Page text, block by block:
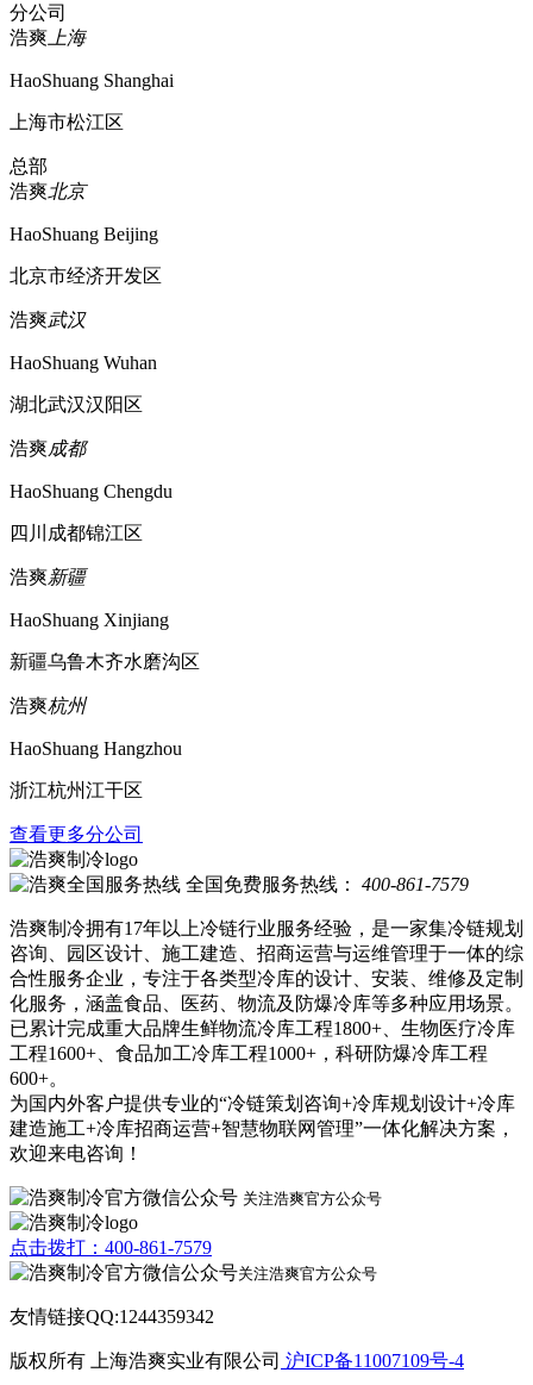
分公司
浩爽上海
HaoShuang Shanghai
上海市松江区
总部
浩爽北京
HaoShuang Beijing
北京市经济开发区
浩爽武汉
HaoShuang Wuhan
湖北武汉汉阳区
浩爽成都
HaoShuang Chengdu
四川成都锦江区
浩爽新疆
HaoShuang Xinjiang
新疆乌鲁木齐水磨沟区
浩爽杭州
HaoShuang Hangzhou
浙江杭州江干区
查看更多分公司
全国免费服务热线： 400-861-7579
浩爽制冷拥有17年以上冷链行业服务经验，是一家集冷链规划
咨询、园区设计、施工建造、招商运营与运维管理于一体的综
合性服务企业，专注于各类型冷库的设计、安装、维修及定制
化服务，涵盖食品、医药、物流及防爆冷库等多种应用场景。
已累计完成重大品牌生鲜物流冷库工程1800+、生物医疗冷库
工程1600+、食品加工冷库工程1000+，科研防爆冷库工程
600+。
为国内外客户提供专业的“冷链策划咨询+冷库规划设计+冷库
建造施工+冷库招商运营+智慧物联网管理”一体化解决方案，
欢迎来电咨询！
关注浩爽官方公众号
点击拨打：400-861-7579
关注浩爽官方公众号
友情链接QQ:1244359342
版权所有 上海浩爽实业有限公司 沪ICP备11007109号-4